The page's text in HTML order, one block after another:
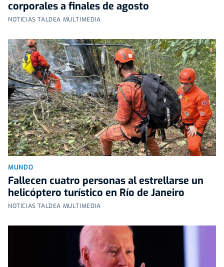
corporales a finales de agosto
NOTICIAS TALDEA MULTIMEDIA
MUNDO
Fallecen cuatro personas al estrellarse un
helicóptero turístico en Río de Janeiro
NOTICIAS TALDEA MULTIMEDIA